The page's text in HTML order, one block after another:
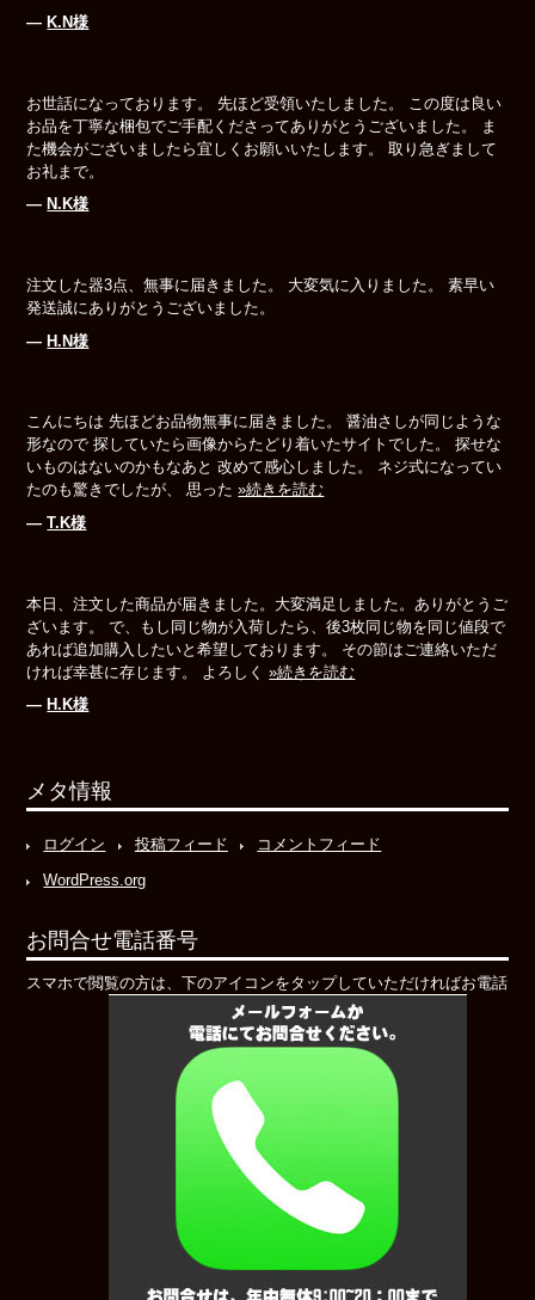
― K.N様
お世話になっております。 先ほど受領いたしました。 この度は良い
お品を丁寧な梱包でご手配くださってありがとうございました。 ま
た機会がございましたら宜しくお願いいたします。 取り急ぎまして
お礼まで。
― N.K様
注文した器3点、無事に届きました。 大変気に入りました。 素早い
発送誠にありがとうございました。
― H.N様
こんにちは 先ほどお品物無事に届きました。 醤油さしが同じような
形なので 探していたら画像からたどり着いたサイトでした。 探せな
いものはないのかもなあと 改めて感心しました。 ネジ式になってい
たのも驚きでしたが、 思った»続きを読む
―T.K様
本日、注文した商品が届きました。大変満足しました。ありがとうご
ざいます。 で、もし同じ物が入荷したら、後3枚同じ物を同じ値段で
あれば追加購入したいと希望しております。 その節はご連絡いただ
ければ幸甚に存じます。 よろしく»続きを読む
― H.K様
メタ情報
ログイン 投稿フィード
コメントフィード
WordPress.org
お問合せ電話番号
スマホで閲覧の方は、下のアイコンをタップしていただければお電話